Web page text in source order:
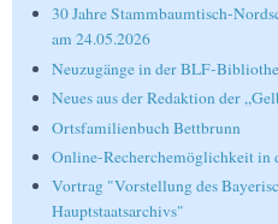
30 Jahre Stammbaumtisch-
am 24.05.2026
Neuzugänge in der BLF-
Neues aus der Redaktion der
Ortsfamilienbuch Bettbrunn
Online-Recherchemöglichkeit
Vortrag "Vorstellung des
Hauptstaatsarchivs"